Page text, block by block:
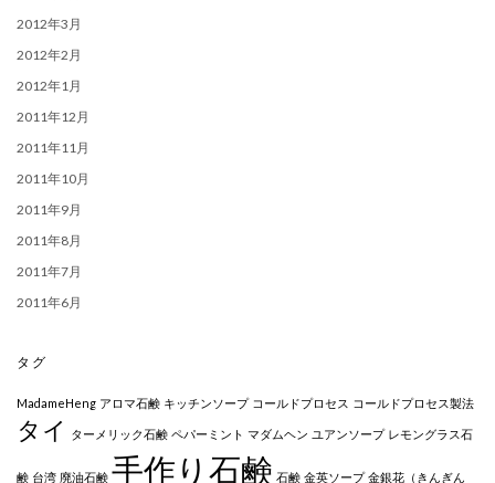
2012年3月
2012年2月
2012年1月
2011年12月
2011年11月
2011年10月
2011年9月
2011年8月
2011年7月
2011年6月
タグ
MadameHeng アロマ石鹸 キッチンソープ コールドプロセス コールドプロセス製法
タイ ターメリック石鹸 ペパーミント マダムヘン ユアンソープ レモングラス石
鹸 台湾 廃油石鹸 手作り石鹸 石鹸 金英ソープ 金銀花（きんぎん